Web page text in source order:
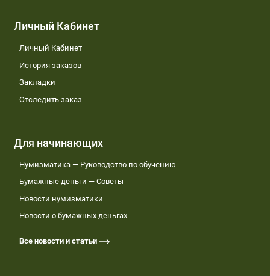
Личный Кабинет
Личный Кабинет
История заказов
Закладки
Отследить заказ
Для начинающих
Нумизматика — Руководство по обучению
Бумажные деньги — Советы
Новости нумизматики
Новости о бумажных деньгах
Все новости и статьи